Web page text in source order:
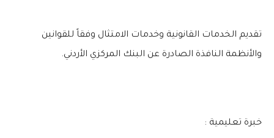
تقديم الخدمات القانونية وخدمات الامتثال وفقاً للقوانين
والأنظمة النافذة الصادرة عن البنك المركزي الأردني.
خبرة تعليمية :